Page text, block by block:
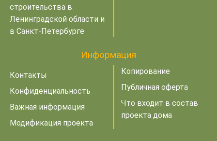
строительства в
Ленинградской области и
в Санкт-Петербурге
Информация
Контакты
Конфиденциальность
Важная информация
Модификация проекта
Копирование
Публичная оферта
Что входит в состав
проекта дома